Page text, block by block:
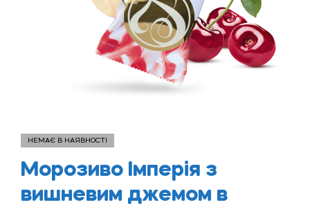
НЕМАЄ В НАЯВНОСТІ
Морозиво Імперія з
вишневим джемом в